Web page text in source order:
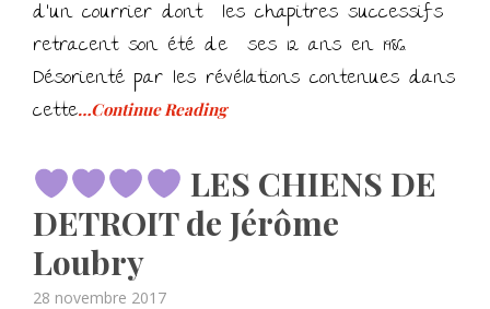
d’un courrier dont les chapitres successifs
retracent son été de ses 12 ans en 1986.
Désorienté par les révélations contenues dans
cette…Continue Reading
LES CHIENS DE
DETROIT de Jérôme
Loubry
Posted
28 novembre 2017